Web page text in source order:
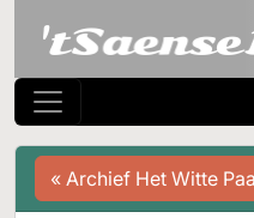
« Archief Het Witte